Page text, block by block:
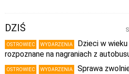
DZIŚ
OSTROWIEC WYDARZENIA
Dzieci w
rozpoznane na nagraniach z
OSTROWIEC WYDARZENIA
Sprawa